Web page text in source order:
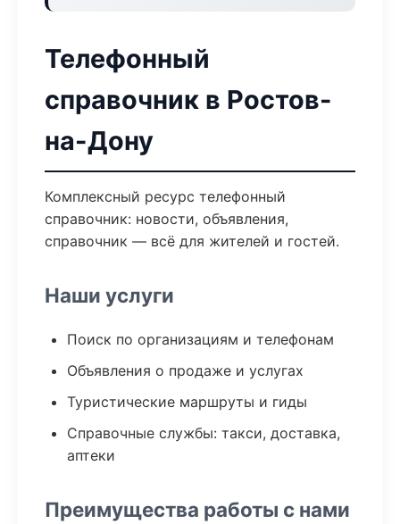
Телефонный
справочник в Ростов-
на-Дону
Комплексный ресурс телефонный
справочник: новости, объявления,
справочник — всё для жителей и гостей.
Наши услуги
Поиск по организациям и телефонам
Объявления о продаже и услугах
Туристические маршруты и гиды
Справочные службы: такси, доставка,
аптеки
Преимущества работы с нами